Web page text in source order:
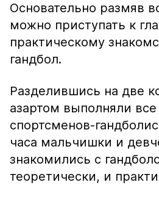
Основательно размяв
можно приступать к
практическому
гандбол.
Разделившись на две
азартом выполняли все
спортсменов-
часа мальчишки и
знакомились с
теоретически, и